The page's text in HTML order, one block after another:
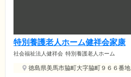
特別養護老人ホーム健祥会家康
社会福祉法人健祥会 特別養護老人ホーム
徳島県美馬市脇町大字脇町９６６番地